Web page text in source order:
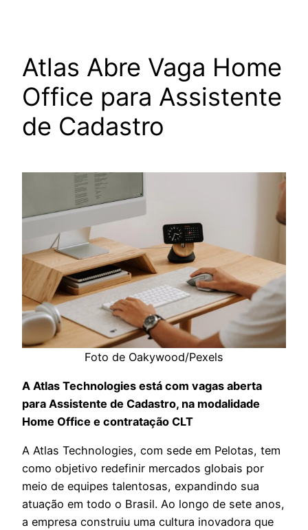
Atlas Abre Vaga Home
Office para Assistente
de Cadastro
Foto de Oakywood/Pexels
A Atlas Technologies está com vagas aberta
para Assistente de Cadastro, na modalidade
Home Office e contratação CLT
A Atlas Technologies, com sede em Pelotas, tem
como objetivo redefinir mercados globais por
meio de equipes talentosas, expandindo sua
atuação em todo o Brasil. Ao longo de sete anos,
a empresa construiu uma cultura inovadora que